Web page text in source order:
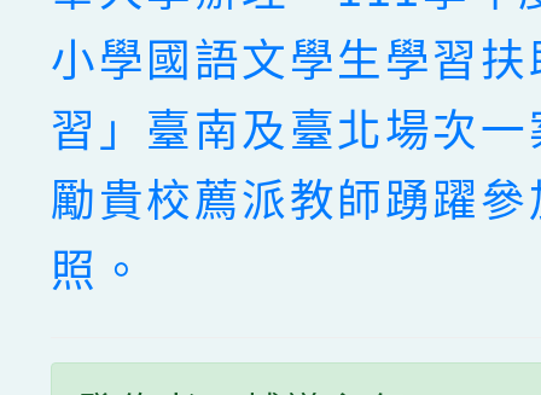
小學國語文學生學習
習」臺南及臺北場次
勵貴校薦派教師踴躍
照。